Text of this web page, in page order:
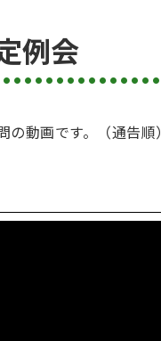
例会
動画です。（通告順）